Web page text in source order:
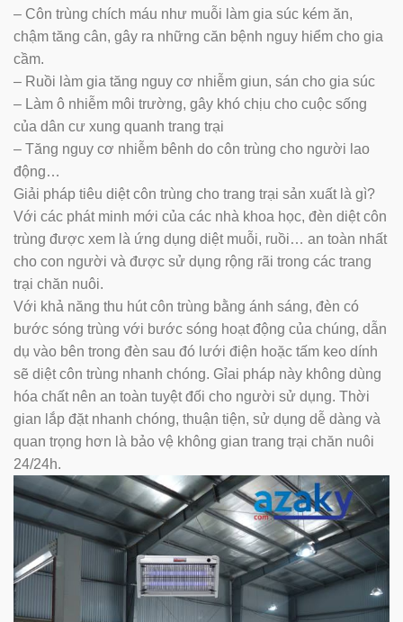
– Côn trùng chích máu như muỗi làm gia súc kém ăn,
chậm tăng cân, gây ra những căn bệnh nguy hiểm cho gia
cầm.
– Ruồi làm gia tăng nguy cơ nhiễm giun, sán cho gia súc
– Làm ô nhiễm môi trường, gây khó chịu cho cuộc sống
của dân cư xung quanh trang trại
– Tăng nguy cơ nhiễm bênh do côn trùng cho người lao
động…
Giải pháp tiêu diệt côn trùng cho trang trại sản xuất là gì?
Với các phát minh mới của các nhà khoa học, đèn diệt côn
trùng được xem là ứng dụng diệt muỗi, ruồi… an toàn nhất
cho con người và được sử dụng rộng rãi trong các trang
trại chăn nuôi.
Với khả năng thu hút côn trùng bằng ánh sáng, đèn có
bước sóng trùng với bước sóng hoạt động của chúng, dẫn
dụ vào bên trong đèn sau đó lưới điện hoặc tấm keo dính
sẽ diệt côn trùng nhanh chóng. Gỉai pháp này không dùng
hóa chất nên an toàn tuyệt đối cho người sử dụng. Thời
gian lắp đặt nhanh chóng, thuận tiện, sử dụng dễ dàng và
quan trọng hơn là bảo vệ không gian trang trại chăn nuôi
24/24h.